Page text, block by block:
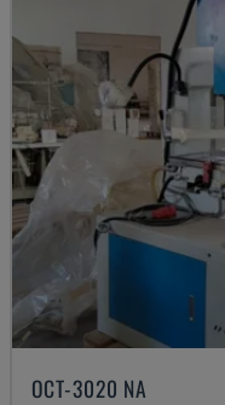
OCT-3020 NA